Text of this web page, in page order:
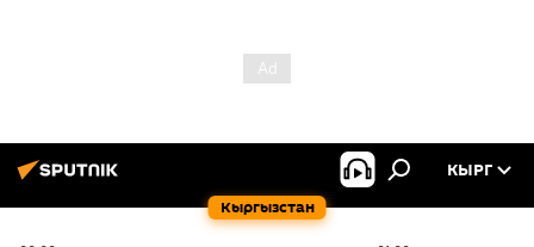
Кыргызстан
КЫРГ